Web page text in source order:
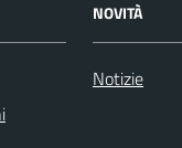
NOVITÀ
Notizie